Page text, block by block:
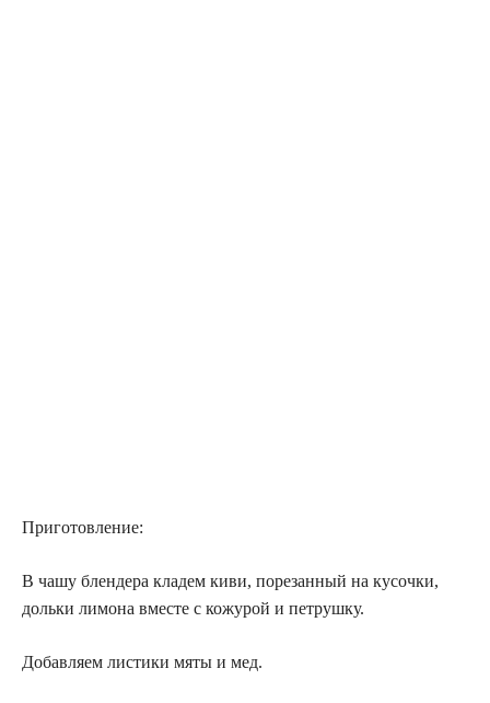
Приготовление:
В чашу блендера кладем киви, порезанный на кусочки,
дольки лимона вместе с кожурой и петрушку.
Добавляем листики мяты и мед.